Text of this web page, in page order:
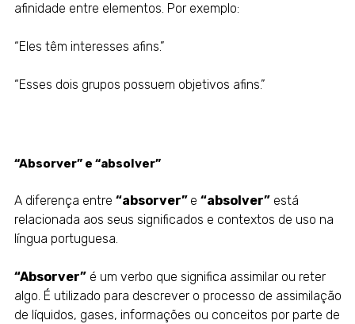
afinidade entre elementos. Por exemplo:
“Eles têm interesses afins.”
“Esses dois grupos possuem objetivos afins.”
“Absorver” e “absolver”
A diferença entre “absorver” e “absolver”está
relacionada aos seus significados e contextos de uso na
língua portuguesa.
“Absorver”é um verbo que significa assimilar ou reter
algo. É utilizado para descrever o processo de assimilação
de líquidos, gases, informações ou conceitos por parte de